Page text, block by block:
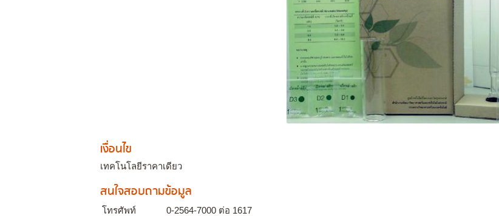
เงื่อนไข
เทคโนโลยีราคาเดียว
สนใจสอบถามข้อมูล
โทรศัพท์
0-2564-7000 ต่อ 1617